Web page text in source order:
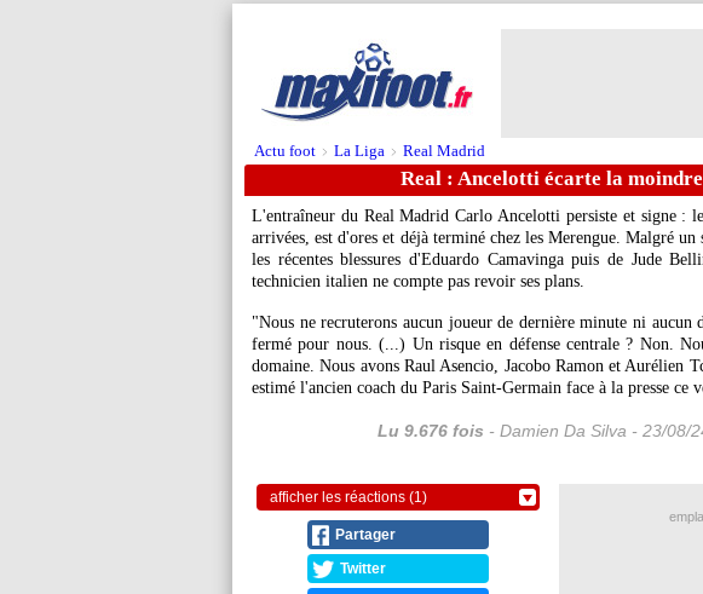
Actu foot > La Liga > Real Madrid
Real : Ancelotti écarte la
L'entraîneur du Real Madrid Carlo Ancelotti persiste et signe :
arrivées, est d'ores et déjà terminé chez les Merengue. Malgré
les récentes blessures d'Eduardo Camavinga puis de Jude
technicien italien ne compte pas revoir ses plans.
"Nous ne recruterons aucun joueur de dernière minute ni aucun
fermé pour nous. (...) Un risque en défense centrale ? Non.
domaine. Nous avons Raul Asencio, Jacobo Ramon et Aurélien
estimé l'ancien coach du Paris Saint-Germain face à la presse ce
Lu 9.676 fois - Damien Da Silva - 23/08/
afficher les réactions (1)
Partager
Twitter